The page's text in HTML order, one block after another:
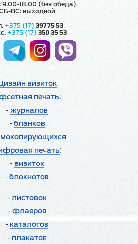
18.00 (без обеда)
СБ-ВС: выходной
+375 (17) 397 75 53
+375 (17) 350 35 53
визиток
печать:
- журналов
-бланков
печать:
- визиток
- блокнотов
- листовок
-флаеров
- каталогов
- плакатов